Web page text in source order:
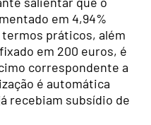
em 4,94%
termos práticos, além
em 200 euros, é
correspondente a
é automática
recebiam subsídio de